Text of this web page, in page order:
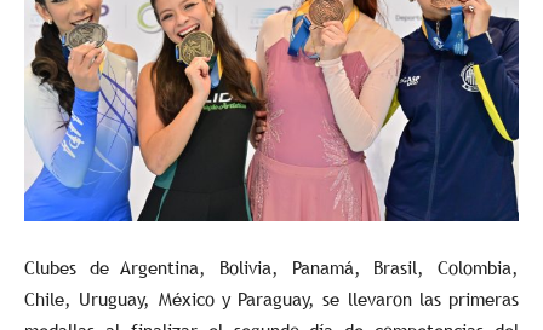
Clubes de Argentina, Bolivia, Panamá, Brasil, Colombia,
Chile, Uruguay, México y Paraguay, se llevaron las primeras